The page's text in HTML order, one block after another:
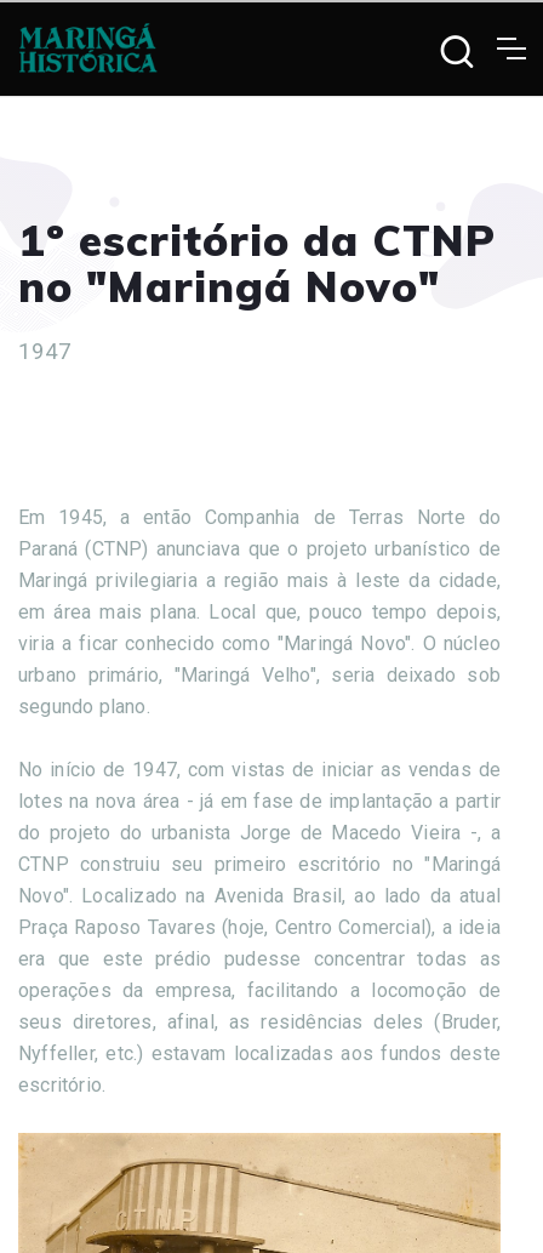
1º escritório da CTNP
no "Maringá Novo"
1947
Em 1945, a então Companhia de Terras Norte do
Paraná (CTNP) anunciava que o projeto urbanístico de
Maringá privilegiaria a região mais à leste da cidade,
em área mais plana. Local que, pouco tempo depois,
viria a ficar conhecido como "Maringá Novo". O núcleo
urbano primário, "Maringá Velho", seria deixado sob
segundo plano.
No início de 1947, com vistas de iniciar as vendas de
lotes na nova área - já em fase de implantação a partir
do projeto do urbanista Jorge de Macedo Vieira -, a
CTNP construiu seu primeiro escritório no "Maringá
Novo". Localizado na Avenida Brasil, ao lado da atual
Praça Raposo Tavares (hoje, Centro Comercial), a ideia
era que este prédio pudesse concentrar todas as
operações da empresa, facilitando a locomoção de
seus diretores, afinal, as residências deles (Bruder,
Nyffeller, etc.) estavam localizadas aos fundos deste
escritório.